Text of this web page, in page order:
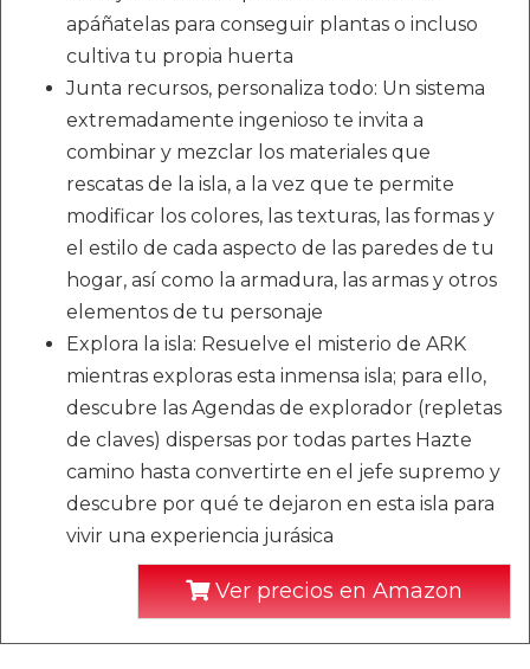
apáñatelas para conseguir plantas o incluso
cultiva tu propia huerta
Junta recursos, personaliza todo: Un sistema
extremadamente ingenioso te invita a
combinar y mezclar los materiales que
rescatas de la isla, a la vez que te permite
modificar los colores, las texturas, las formas y
el estilo de cada aspecto de las paredes de tu
hogar, así como la armadura, las armas y otros
elementos de tu personaje
Explora la isla: Resuelve el misterio de ARK
mientras exploras esta inmensa isla; para ello,
descubre las Agendas de explorador (repletas
de claves) dispersas por todas partes Hazte
camino hasta convertirte en el jefe supremo y
descubre por qué te dejaron en esta isla para
vivir una experiencia jurásica
Ver precios en Amazon